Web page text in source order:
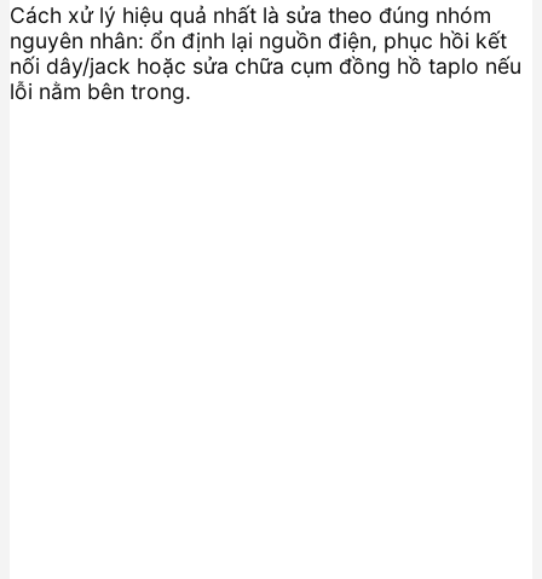
Cách xử lý hiệu quả nhất là sửa theo đúng nhóm
nguyên nhân: ổn định lại nguồn điện, phục hồi kết
nối dây/jack hoặc sửa chữa cụm đồng hồ taplo nếu
lỗi nằm bên trong.